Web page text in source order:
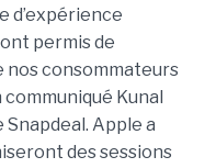
d’expérience
permis de
nos consommateurs
Kunal
Snapdeal. Apple a
des sessions